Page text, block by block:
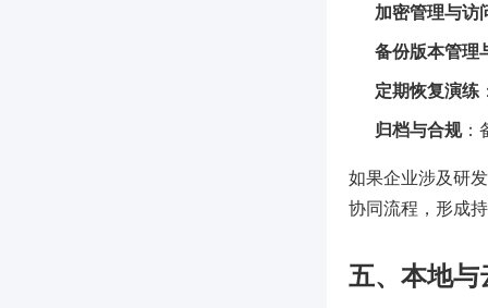
加密管理与访
备份版本管理
定期恢复演练
归档与合规：
如果企业涉及研
协同流程，形成
五、本地与